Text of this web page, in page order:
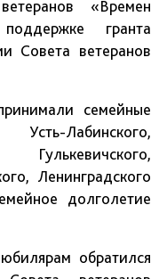
«Времен
гранта
Совета ветеранов
семейные
Лабинского,
Ленинградского
долголетие
обратился